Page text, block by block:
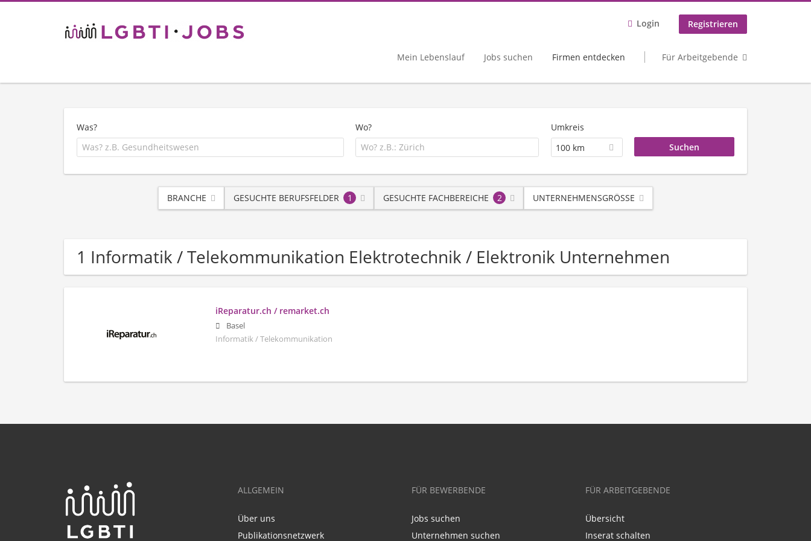
Login Registrieren
Mein Lebenslauf Jobs suchen Firmen entdecken Für Arbeitgebende
Was? Wo?
Umkreis
100 km
BRANCHE GESUCHTE BERUFSFELDER 1 GESUCHTE FACHBEREICHE 2 UNTERNEHMENSGRÖSSE
1 Informatik / Telekommunikation Elektrotechnik / Elektronik Unternehmen
iReparatur.ch / remarket.ch
Basel
Informatik / Telekommunikation
ALLGEMEIN
Über uns
Publikationsnetzwerk
FÜR BEWERBENDE
Jobs suchen
Unternehmen suchen
FÜR ARBEITGEBENDE
Übersicht
Inserat schalten